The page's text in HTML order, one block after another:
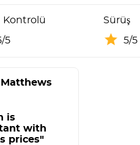
Kontrolü
5
Sürüş
5/5
is
with
prices"